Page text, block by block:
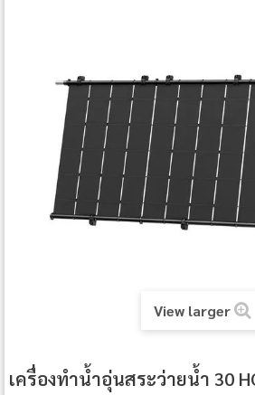
View larger
เครื่องทำน้ำอุ่นสระว่ายน้ำ 30